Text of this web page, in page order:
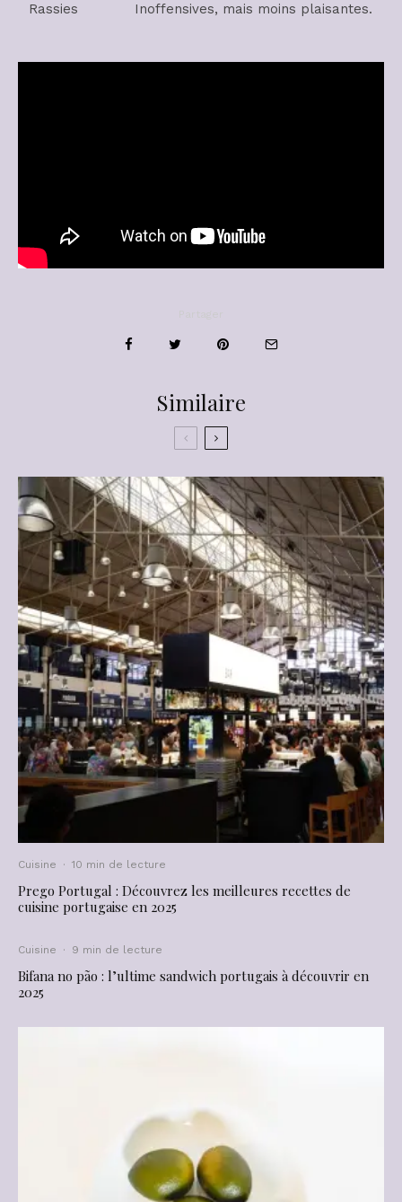
Rassies Inoffensives, mais moins plaisantes.
Similaire
Cuisine · 10 min de lecture
Prego Portugal : Découvrez les meilleures recettes de
cuisine portugaise en 2025
Cuisine · 9 min de lecture
Bifana no pão : l’ultime sandwich portugais à découvrir en
2025